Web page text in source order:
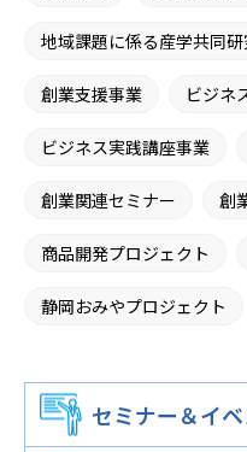
地域課題に係る産学共同
創業支援事業 ビジネ
ビジネス実践講座事業
創業関連セミナー 創
商品開発プロジェクト
静岡おみやプロジェクト
窓口相談事業 専門家
セミナー＆イ